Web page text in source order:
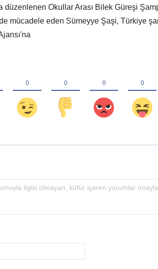
düzenlenen Okullar Arası Bilek Güreşi
mücadele eden Sümeyye Şaşi, Türkiye